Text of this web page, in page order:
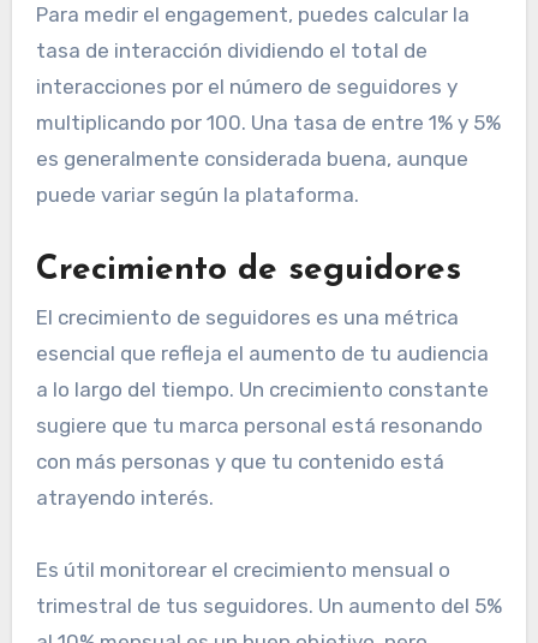
Para medir el engagement, puedes calcular la
tasa de interacción dividiendo el total de
interacciones por el número de seguidores y
multiplicando por 100. Una tasa de entre 1% y 5%
es generalmente considerada buena, aunque
puede variar según la plataforma.
Crecimiento de seguidores
El crecimiento de seguidores es una métrica
esencial que refleja el aumento de tu audiencia
a lo largo del tiempo. Un crecimiento constante
sugiere que tu marca personal está resonando
con más personas y que tu contenido está
atrayendo interés.
Es útil monitorear el crecimiento mensual o
trimestral de tus seguidores. Un aumento del 5%